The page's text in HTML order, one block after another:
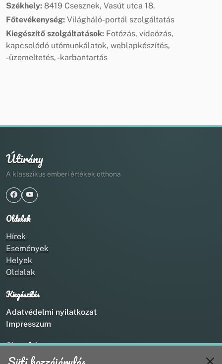
Székhely: 8419 Csesznek, Vasút utca 18.
Főtevékenység: Világháló-portál szolgáltatás
Kiegészítő szolgáltatások: Fotózás, videózás,
kapcsolódó utómunkálatok, weblapkészítés,
-üzemeltetés, -karbantartás
Útirány
A klasszikus emberi értékek otthona
Oldalak
Hírek
Események
Helyek
Oldalak
Kiegészítés
Adatvédelmi nyilatkozat
Impresszum
Kapcsolat